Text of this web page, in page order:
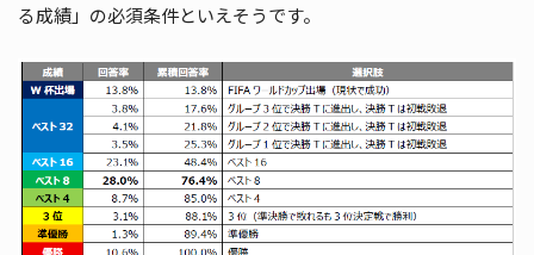
る成績」の必須条件といえそうです。